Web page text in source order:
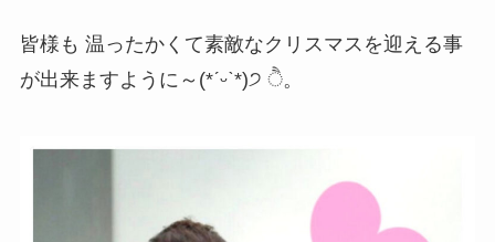
皆様も 温ったかくて素敵なクリスマスを迎える事
が出来ますように～(*ˊᵕˋ*)੭ ੈ。